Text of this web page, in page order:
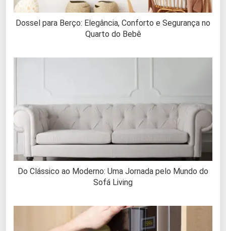
Dossel para Berço: Elegância, Conforto e Segurança no
Quarto do Bebê
Do Clássico ao Moderno: Uma Jornada pelo Mundo do
Sofá Living